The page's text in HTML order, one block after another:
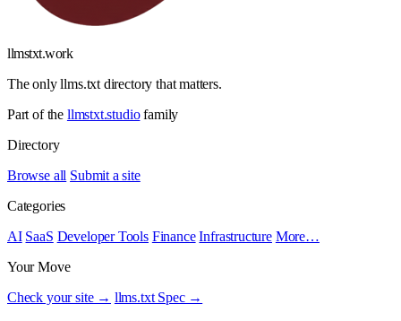
llmstxt.work
The only llms.txt directory that matters.
Part of the llmstxt.studiofamily
Directory
Browse all Submit a site
Categories
AI SaaS Developer Tools Finance Infrastructure More…
Your Move
Check your site → llms.txt Spec →